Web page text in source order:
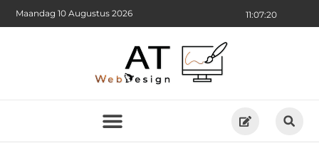
11:07:21
Maandag 10 Augustus 2026